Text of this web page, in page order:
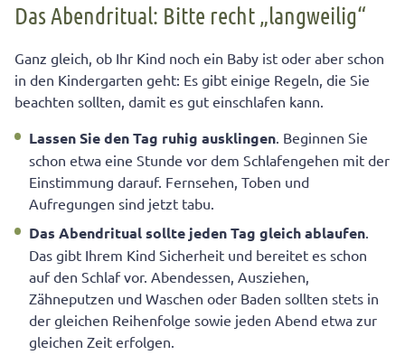
Das Abendritual: Bitte recht „langweilig“
Ganz gleich, ob Ihr Kind noch ein Baby ist oder aber schon
in den Kindergarten geht: Es gibt einige Regeln, die Sie
beachten sollten, damit es gut einschlafen kann.
Lassen Sie den Tag ruhig ausklingen. Beginnen Sie
schon etwa eine Stunde vor dem Schlafengehen mit der
Einstimmung darauf. Fernsehen, Toben und
Aufregungen sind jetzt tabu.
Das Abendritual sollte jeden Tag gleich ablaufen.
Das gibt Ihrem Kind Sicherheit und bereitet es schon
auf den Schlaf vor. Abendessen, Ausziehen,
Zähneputzen und Waschen oder Baden sollten stets in
der gleichen Reihenfolge sowie jeden Abend etwa zur
gleichen Zeit erfolgen.